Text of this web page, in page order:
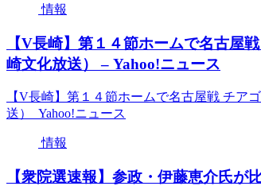
情報
【V長崎】第１４節ホームで名古屋
崎文化放送） – Yahoo!ニュース
【V長崎】第１４節ホームで名古屋戦 チア
送） Yahoo!ニュース
情報
【衆院選速報】参政・伊藤恵介氏が